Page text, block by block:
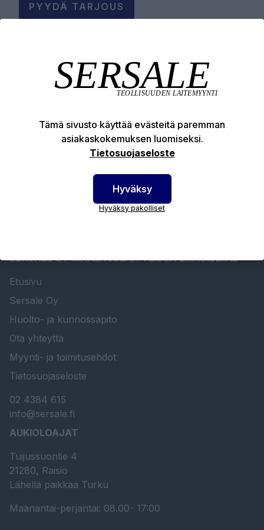
PYYDÄ TARJOUS
Tekniset edut
SERSALE OY MAALAUSLAITTEIDEN ERIKOISLIIKE
Etusivu
Sersale Oy
Huolto- ja kunnossapito
Ota yhteyttä
Myynti- ja toimitusehdot
Tietosuojaseloste
02 4384 615
info@sersale.fi
AUKIOLOAJAT
Tuijussuontie 4
21280, Raisio
Lähellä paikkaa Turku
Maanantai-perjantai: 08.00- 17:00
Tämä sivusto käyttää evästeitä paremman
asiakaskokemuksen luomiseksi.
Tietosuojaseloste
Hyväksy
Hyväksy pakolliset